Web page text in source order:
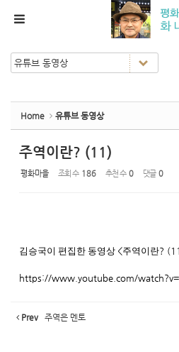
Home 유튜브 동영상
주역이란? (11)
평화마을 조회 수 186 추천 수 0 댓글 0
김승국이 편집한 동영상 <주역이란?
https://www.youtube.com/
Prev 주역은 멘토